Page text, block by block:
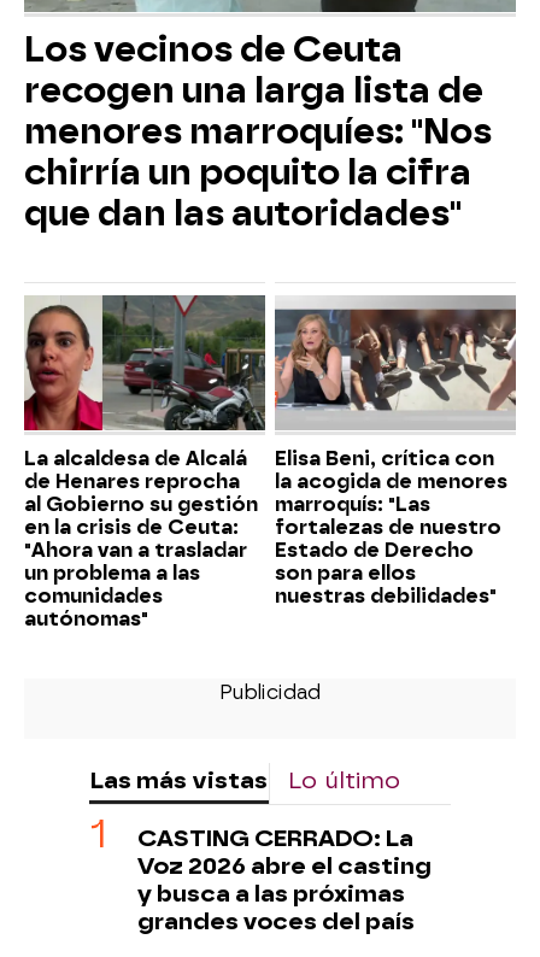
Los vecinos de Ceuta
recogen una larga lista de
menores marroquíes: "Nos
chirría un poquito la cifra
que dan las autoridades"
La alcaldesa de Alcalá
de Henares reprocha
al Gobierno su gestión
en la crisis de Ceuta:
"Ahora van a trasladar
un problema a las
comunidades
autónomas"
Elisa Beni, crítica con
la acogida de menores
marroquís: "Las
fortalezas de nuestro
Estado de Derecho
son para ellos
nuestras debilidades"
Las más vistas Lo último
CASTING CERRADO: La
Voz 2026 abre el casting
y busca a las próximas
grandes voces del país